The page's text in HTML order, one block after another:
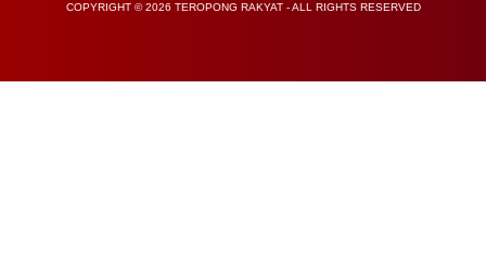
COPYRIGHT © 2026 TEROPONG RAKYAT - ALL RIGHTS RESERVED